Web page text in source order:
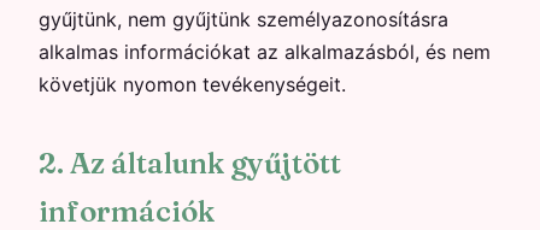
gyűjtünk, nem gyűjtünk személyazonosításra
alkalmas információkat az alkalmazásból, és nem
követjük nyomon tevékenységeit.
2. Az általunk gyűjtött
információk